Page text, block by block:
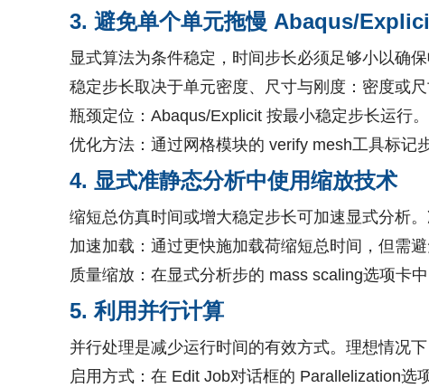
3. 避免单个单元拖慢 Abaqus/
显式算法为条件稳定，时间步长必须足够小以确
稳定步长取决于单元密度、尺寸与刚度：密度或
瓶颈定位：Abaqus/Explicit 按最小稳定步长运行
优化方法：通过网格模块的 verify mesh工具标记
4. 显式准静态分析中使用缩放技术​
缩短总仿真时间或增大稳定步长可加速显式分析。
加速加载：通过更快施加载荷缩短总时间，但需
质量缩放：在显式分析步的 mass scaling选项卡
5. 利用并行计算​
并行处理是减少运行时间的有效方式。理想情况
启用方式：在 Edit Job对话框的 Parallelization选